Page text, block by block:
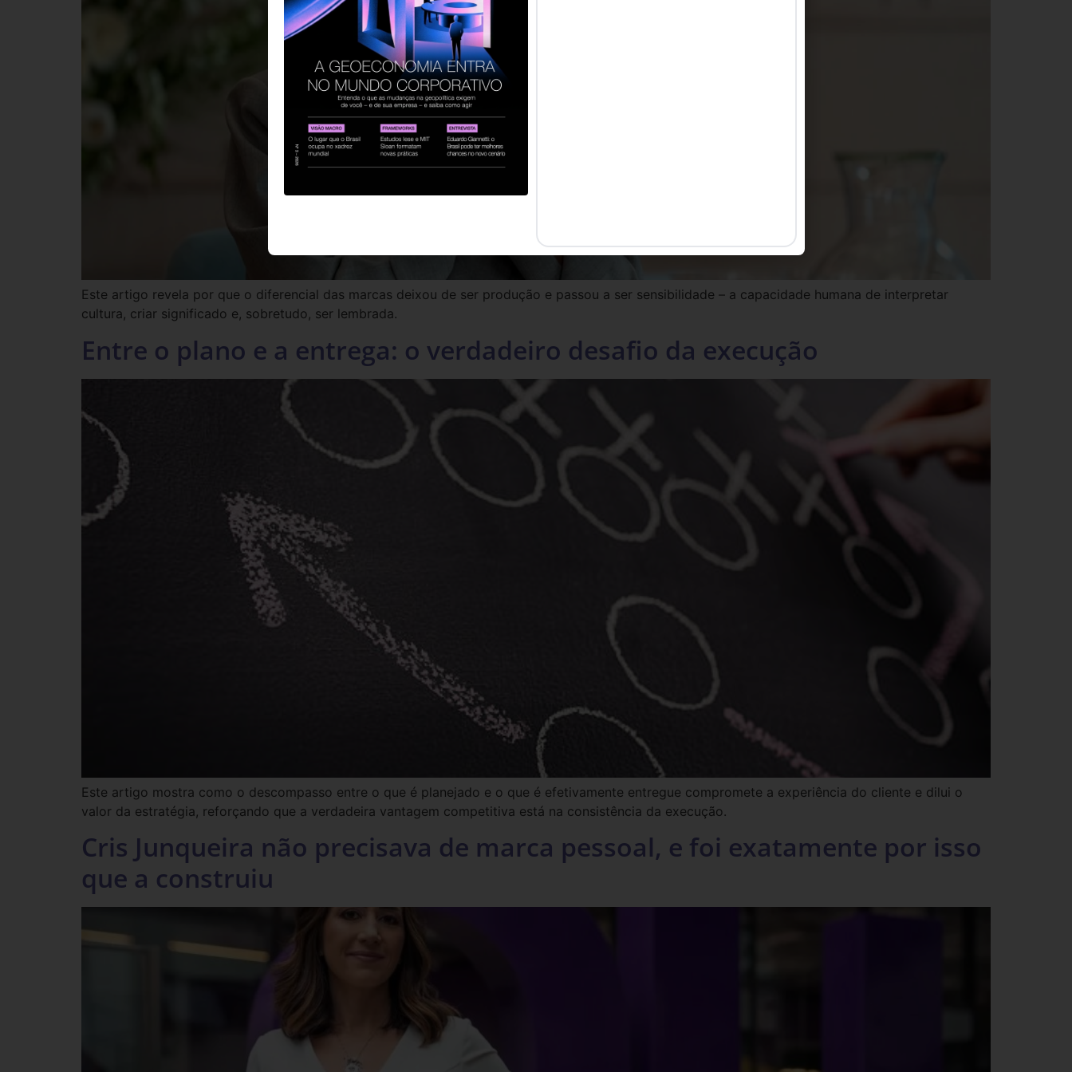
Este artigo revela por que o diferencial das marcas deixou de ser produção e passou a ser sensibilidade – a capacidade humana de interpretar
cultura, criar significado e, sobretudo, ser lembrada.
Entre o plano e a entrega: o verdadeiro desafio da execução
Este artigo mostra como o descompasso entre o que é planejado e o que é efetivamente entregue compromete a experiência do cliente e dilui o
valor da estratégia, reforçando que a verdadeira vantagem competitiva está na consistência da execução.
Cris Junqueira não precisava de marca pessoal, e foi exatamente por isso
que a construiu